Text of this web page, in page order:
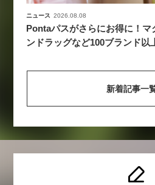
ニュース 2026.08.08
Pontaパスがさらにお得に！
ンドラッグなど100ブランド以
新着記事一